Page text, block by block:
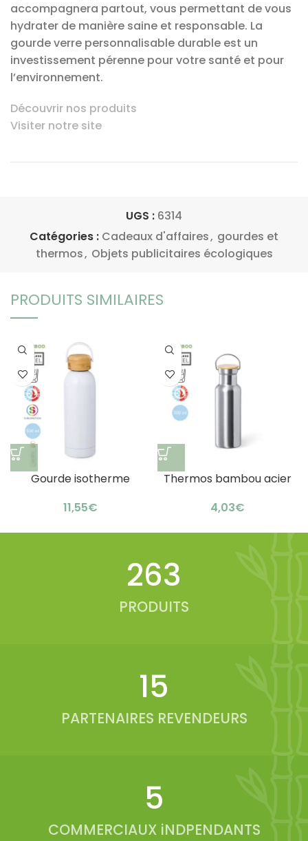
accompagnera partout, vous permettant de vous
hydrater de manière saine et responsable. La
gourde verre personnalisable durable est un
investissement pérenne pour votre santé et pour
l’environnement.
Découvrir nos produits
Visiter notre site
UGS : 6314
Catégories : Cadeaux d'affaires, gourdes et
thermos, Objets publicitaires écologiques
PRODUITS SIMILAIRES
Gourde isotherme
sublimation : élégante
€
Thermos bambou acier
élégant & sain
€
327
PRODUITS
19
PARTENAIRES REVENDEURS
6
COMMERCIAUX iNDPENDANTS